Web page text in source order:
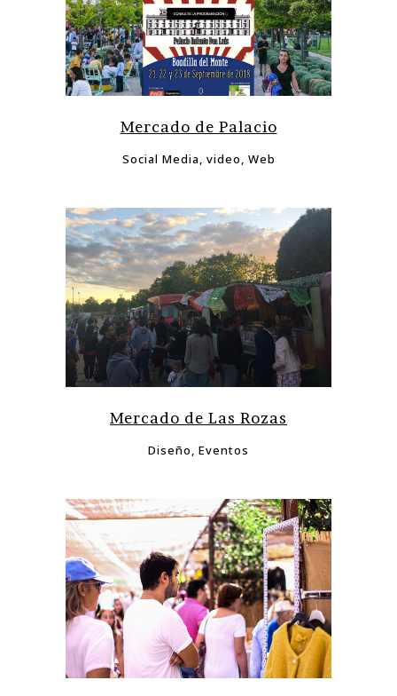
Mercado de Palacio
Social Media, video, Web
Mercado de Las Rozas
Diseño, Eventos